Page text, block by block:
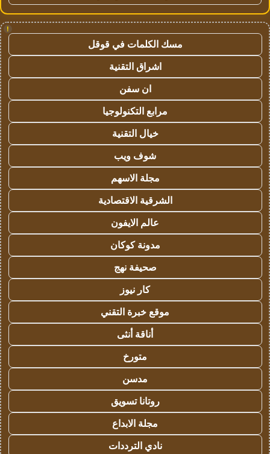
!
مسك الكلمات في قوقل
اشراق التقنية
ان سفن
مرابع التكنولوجيا
خيال التقنية
شوف ويب
مجلة الاسهم
الشرقية الاقتصادية
عالم الايفون
مدونة كوكان
صحيفة نهج
كار نيوز
موقع خبرة التقني
أناقة أنثى
متورخ
مدسن
روتانا تسويق
مجلة الابداع
نادي الترددات